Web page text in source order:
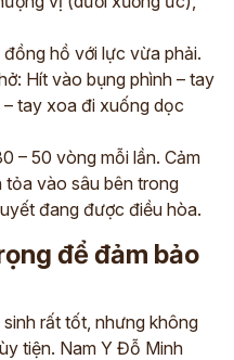
hồ với lực vừa phải.
Hít vào bụng phình – tay
tay xoa đi xuống dọc
– 50 vòng mỗi lần. Cảm
tỏa vào sâu bên trong
đang được điều hòa.
để đảm bảo
rất tốt, nhưng không
tiện. Nam Y Đỗ Minh